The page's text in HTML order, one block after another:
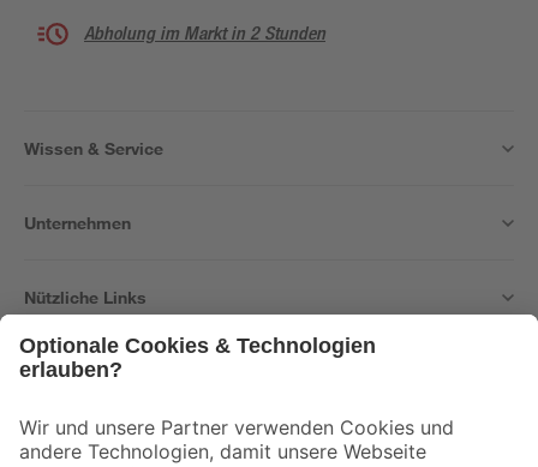
Abholung im Markt in 2 Stunden
Wissen & Service
Unternehmen
Nützliche Links
Der toom Newsletter: Keine Angebote und Aktionen mehr verpassen!